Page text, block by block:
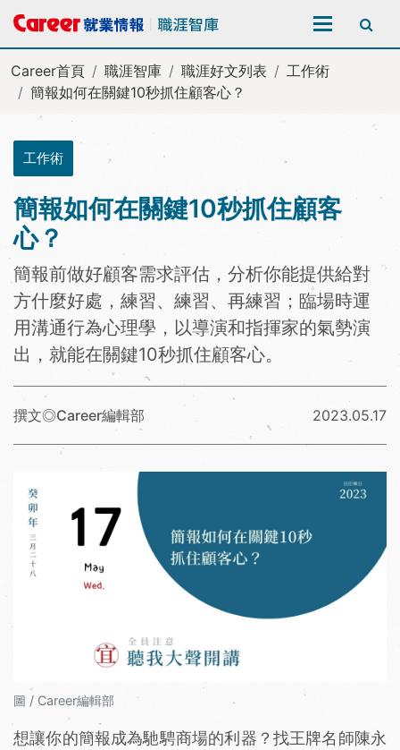
全站搜尋
Career首頁 職涯智庫 職涯好文列表
工作術
簡報如何在關鍵10秒抓住顧客心？
工作術
簡報如何在關鍵10秒抓住顧客
心？
簡報前做好顧客需求評估，分析你能提供給對
方什麼好處，練習、練習、再練習；臨場時運
用溝通行為心理學，以導演和指揮家的氣勢演
出，就能在關鍵10秒抓住顧客心。
撰文◎Career編輯部 2023.05.17
圖 / Career編輯部
想讓你的簡報成為馳騁商場的利器？找王牌名師陳永